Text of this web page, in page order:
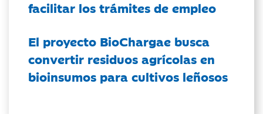
facilitar los trámites de empleo
El proyecto BioChargae busca
convertir residuos agrícolas en
bioinsumos para cultivos leñosos